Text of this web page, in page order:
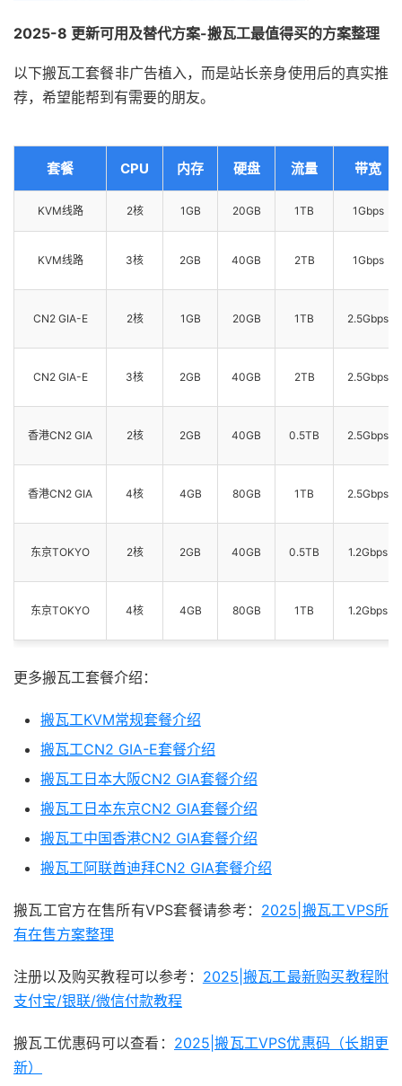
2025-8 更新可用及替代方案-搬瓦工最值得买的方案整理
以下搬瓦工套餐非广告植入，而是站长亲身使用后的真实推
荐，希望能帮到有需要的朋友。
套餐 CPU 内存 硬盘 流量 带宽
KVM线路 2核 1GB 20GB 1TB 1Gbps
KVM线路 3核 2GB 40GB 2TB 1Gbps
CN2 GIA-E 2核 1GB 20GB 1TB 2.5Gbps
CN2 GIA-E 3核 2GB 40GB 2TB 2.5Gbps
香港CN2 GIA 2核 2GB 40GB 0.5TB 2.5Gbps
香港CN2 GIA 4核 4GB 80GB 1TB 2.5Gbps
东京TOKYO 2核 2GB 40GB 0.5TB 1.2Gbps
东京TOKYO 4核 4GB 80GB 1TB 1.2Gbps
更多搬瓦工套餐介绍：
搬瓦工KVM常规套餐介绍
搬瓦工CN2 GIA-E套餐介绍
搬瓦工日本大阪CN2 GIA套餐介绍
搬瓦工日本东京CN2 GIA套餐介绍
搬瓦工中国香港CN2 GIA套餐介绍
搬瓦工阿联酋迪拜CN2 GIA套餐介绍
搬瓦工官方在售所有VPS套餐请参考： 2025|搬瓦工VPS所
有在售方案整理
注册以及购买教程可以参考： 2025|搬瓦工最新购买教程附
支付宝/银联/微信付款教程
搬瓦工优惠码可以查看： 2025|搬瓦工VPS优惠码（长期更
新）